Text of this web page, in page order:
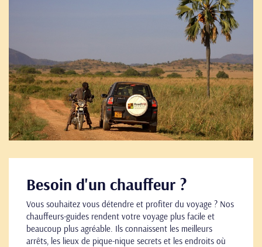
Besoin d'un chauffeur ?
Vous souhaitez vous détendre et profiter du voyage ? Nos
chauffeurs-guides rendent votre voyage plus facile et
beaucoup plus agréable. Ils connaissent les meilleurs
arrêts, les lieux de pique-nique secrets et les endroits où